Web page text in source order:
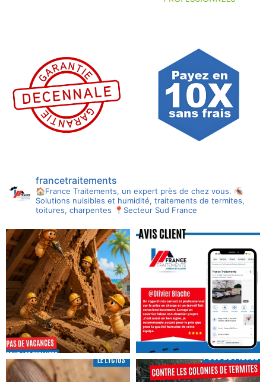
francetraitements
🏠France Traitements, un expert près de chez vous. 🪳
Solutions nuisibles et humidité, traitements de termites,
toitures, charpentes 📍Secteur Sud France